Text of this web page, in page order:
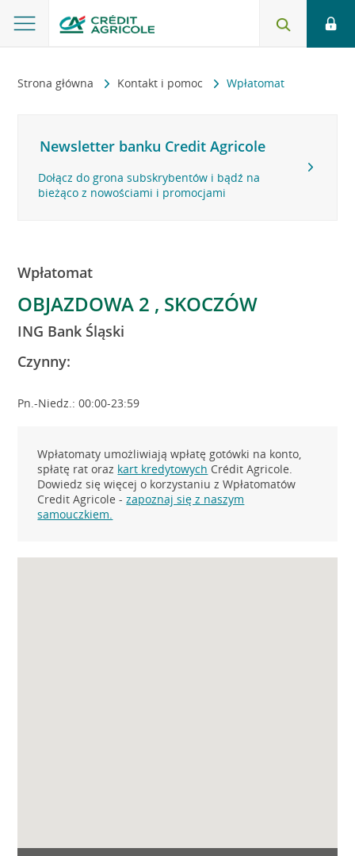
Strona główna Kontakt i pomoc Wpłatomat
Newsletter banku Credit Agricole
Dołącz do grona subskrybentów i bądź na
bieżąco z nowościami i promocjami
Wpłatomat
OBJAZDOWA 2 , SKOCZÓW
ING Bank Śląski
Czynny:
Pn.-Niedz.: 00:00-23:59
Wpłatomaty umożliwiają wpłatę gotówki na konto,
spłatę rat oraz kart kredytowych Crédit Agricole.
Dowiedz się więcej o korzystaniu z Wpłatomatów
Credit Agricole -zapoznaj się z naszym
samouczkiem.